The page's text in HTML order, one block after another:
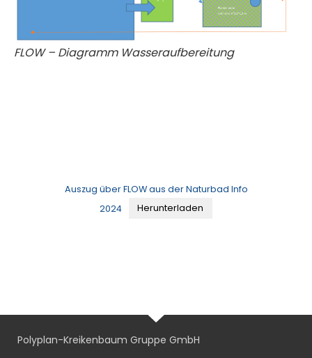
FLOW – Diagramm Wasseraufbereitung
Auszug über FLOW aus der Naturbad Info
2024
Herunterladen
Polyplan-Kreikenbaum Gruppe GmbH